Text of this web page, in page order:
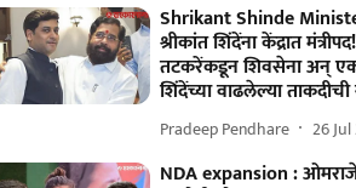
Shrikant Shinde
श्रीकांत शिंदेंना केंद्रात
तटकरेंकडून शिवसेना अन्
शिंदेंच्या वाढलेल्या ताकदीची
Pradeep Pendhare 26
NDA expansion :